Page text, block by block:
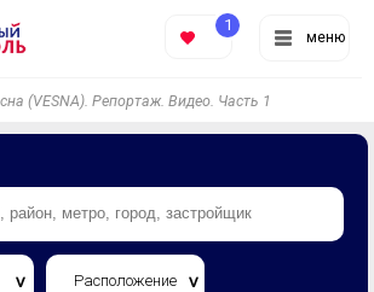
меню
1
(VESNA). Репортаж. Видео. Часть 1
Расположение